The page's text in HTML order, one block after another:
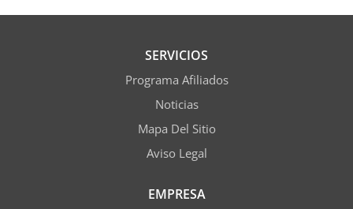
SERVICIOS
Programa Afiliados
Noticias
Mapa Del Sitio
Aviso Legal
EMPRESA